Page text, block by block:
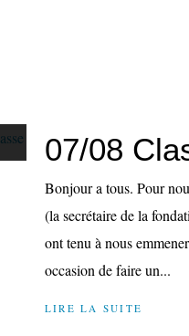
07/08
Bonjour a tous. Pour
(la secrétaire de la
ont tenu à nous
occasion de faire un...
LIRE LA SUITE